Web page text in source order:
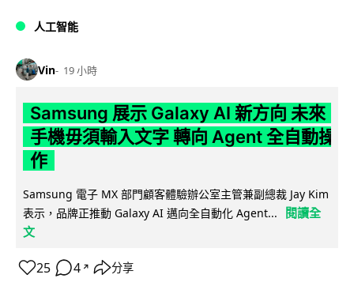
人工智能
Vin 19 小時
Samsung 展示 Galaxy AI 新方向 未來
手機毋須輸入文字 轉向 Agent 全自動操
作
Samsung 電子 MX 部門顧客體驗辦公室主管兼副總裁 Jay Kim
表示，品牌正推動 Galaxy AI 邁向全自動化 Agent...
閱讀全
文
25 4 ↗ 分享